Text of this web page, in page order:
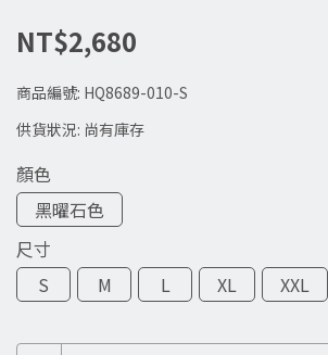
NT$2,680
商品編號: HQ8689-010-S
供貨狀況: 尚有庫存
顏色
黑曜石色
尺寸
S
M L XL XXL